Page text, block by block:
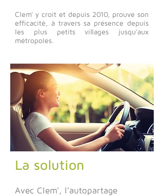
Clem' y croit et depuis 2010, prouve son
efficacité, à travers sa présence depuis
les plus petits villages jusqu'aux
métropoles.
La solution
Avec Clem', l’autopartage